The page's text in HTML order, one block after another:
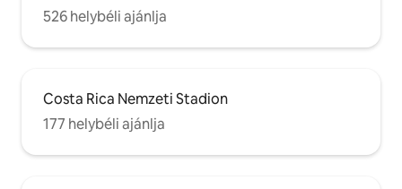
526 helybéli ajánlja
Costa Rica Nemzeti Stadion
177 helybéli ajánlja